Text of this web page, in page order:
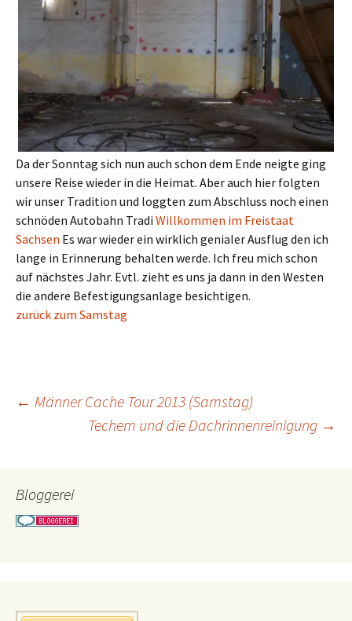
Da der Sonntag sich nun auch schon dem Ende neigte ging
unsere Reise wieder in die Heimat. Aber auch hier folgten
wir unser Tradition und loggten zum Abschluss noch einen
schnöden Autobahn Tradi Willkommen im Freistaat
Sachsen Es war wieder ein wirklich genialer Ausflug den ich
lange in Erinnerung behalten werde. Ich freu mich schon
auf nächstes Jahr. Evtl. zieht es uns ja dann in den Westen
die andere Befestigungsanlage besichtigen.
zurück zum Samstag
Beitragsnavigation
← Männer Cache Tour 2013 (Samstag)
Techem und die Dachrinnenreinigung →
Bloggerei